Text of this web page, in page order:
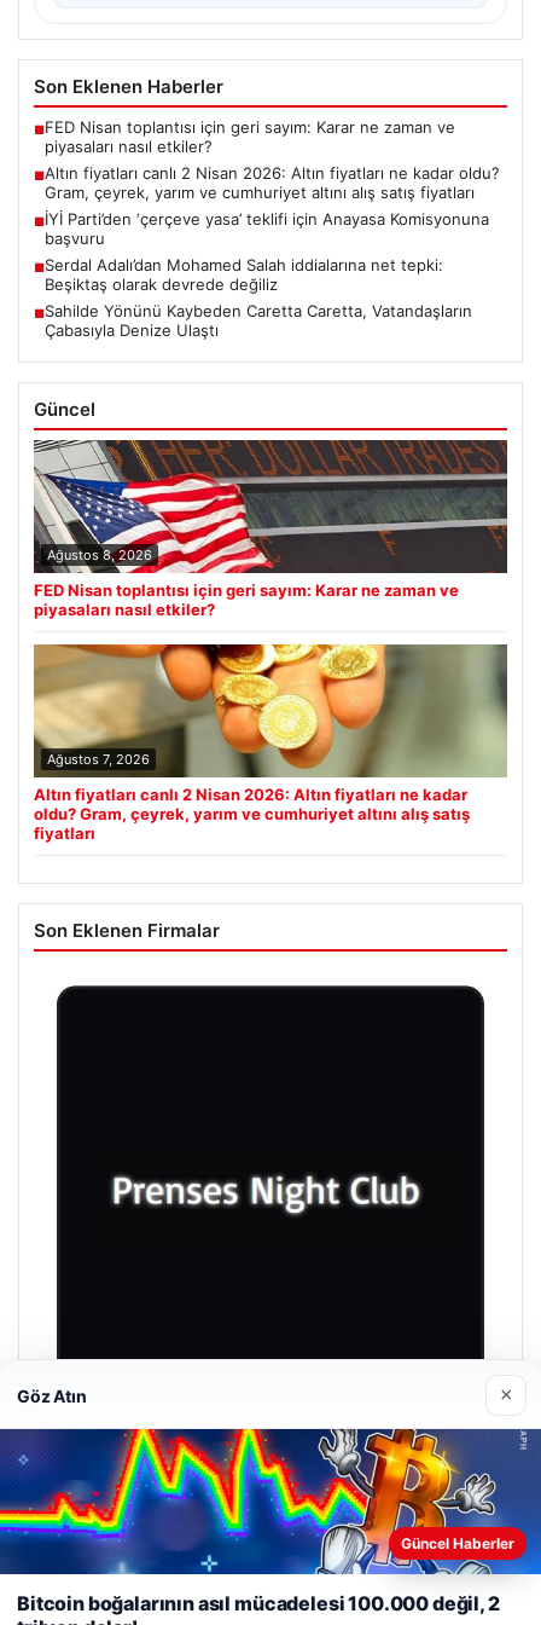
Son Eklenen Haberler
■FED Nisan toplantısı için geri sayım: Karar ne zaman ve
piyasaları nasıl etkiler?
■Altın fiyatları canlı 2 Nisan 2026: Altın fiyatları ne kadar oldu?
Gram, çeyrek, yarım ve cumhuriyet altını alış satış fiyatları
■İYİ Parti’den ‘çerçeve yasa’ teklifi için Anayasa Komisyonuna
başvuru
■Serdal Adalı’dan Mohamed Salah iddialarına net tepki:
Beşiktaş olarak devrede değiliz
■Sahilde Yönünü Kaybeden Caretta Caretta, Vatandaşların
Çabasıyla Denize Ulaştı
Güncel
Ağustos 8, 2026
FED Nisan toplantısı için geri sayım: Karar ne zaman ve
piyasaları nasıl etkiler?
Ağustos 7, 2026
Altın fiyatları canlı 2 Nisan 2026: Altın fiyatları ne kadar
oldu? Gram, çeyrek, yarım ve cumhuriyet altını alış satış
fiyatları
Son Eklenen Firmalar
Prenses Night Club
Nisan 29, 2026
Web sitemizi nasıl kullandığınızı daha iyi anlayabilmek,
kullanıyoruz.Çerez Politikamız
Göz Atın ×
Güncel Haberler
Bitcoin boğalarının asıl mücadelesi 100.000 değil, 2